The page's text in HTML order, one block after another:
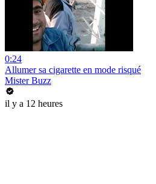
0:24
Allumer sa cigarette en mode risqué
Mister Buzz
il y a 12 heures